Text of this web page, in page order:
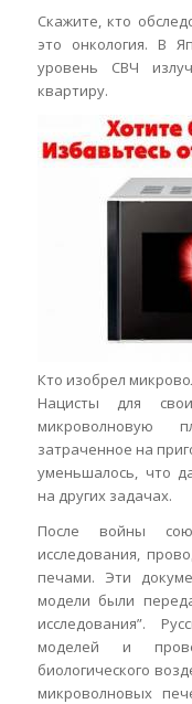
Скажите, кто
это онкология. В
уровень СВЧ
квартиру.
Кто изобрел
Нацисты для
микроволновую
затраченное на
уменьшалось, что
на других задачах.
После войны
исследования,
печами. Эти
модели были
исследования”.
моделей и
биологического
микроволновых